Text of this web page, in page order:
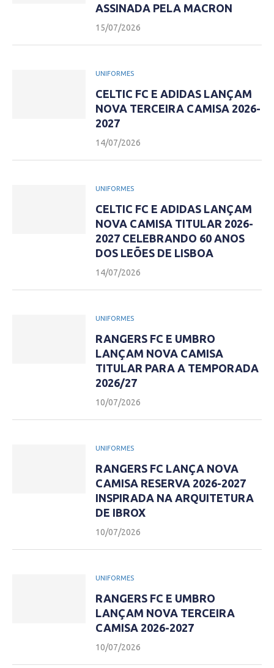
ASSINADA PELA MACRON
15/07/2026
UNIFORMES
CELTIC FC E ADIDAS LANÇAM
NOVA TERCEIRA CAMISA 2026-
2027
14/07/2026
UNIFORMES
CELTIC FC E ADIDAS LANÇAM
NOVA CAMISA TITULAR 2026-
2027 CELEBRANDO 60 ANOS
DOS LEÕES DE LISBOA
14/07/2026
UNIFORMES
RANGERS FC E UMBRO
LANÇAM NOVA CAMISA
TITULAR PARA A TEMPORADA
2026/27
10/07/2026
UNIFORMES
RANGERS FC LANÇA NOVA
CAMISA RESERVA 2026-2027
INSPIRADA NA ARQUITETURA
DE IBROX
10/07/2026
UNIFORMES
RANGERS FC E UMBRO
LANÇAM NOVA TERCEIRA
CAMISA 2026-2027
10/07/2026